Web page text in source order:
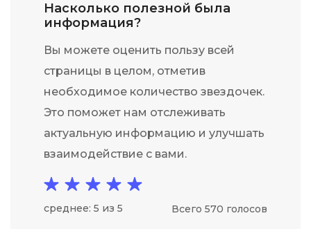
Насколько полезной была
информация?
Вы можете оценить пользу всей
страницы в целом, отметив
необходимое количество звездочек.
Это поможет нам отслеживать
актуальную информацию и улучшать
взаимодействие с вами.
среднее: 5 из 5 Всего 570 голосов